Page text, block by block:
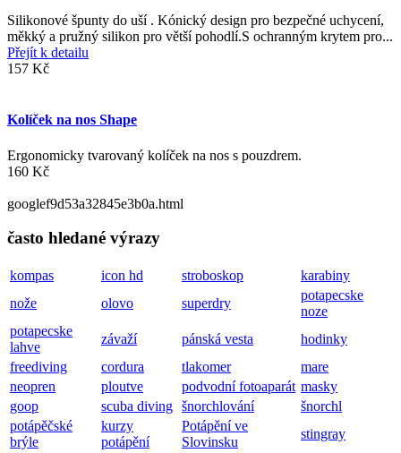
Silikonové špunty do uší . Kónický design pro bezpečné uchycení,
měkký a pružný silikon pro větší pohodlí.S ochranným krytem pro...
Přejít k detailu
157 Kč
Kolíček na nos Shape
Ergonomicky tvarovaný kolíček na nos s pouzdrem.
160 Kč
googlef9d53a32845e3b0a.html
často hledané výrazy
kompas icon hd stroboskop
karabiny
nože
olovo superdry
potapecske
noze
potapecske
lahve
závaží pánská vesta
hodinky
freediving
cordura tlakomer
mare
neopren
ploutve podvodní fotoaparát masky
goop
scuba diving šnorchlování
šnorchl
potápěčské
brýle
kurzy
potápění
Potápění ve
Slovinsku
stingray